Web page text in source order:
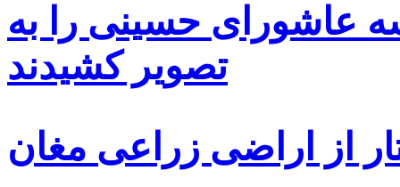
عاشورای حسینی را به
تصویر کشیدند
از اراضی زراعی مغان